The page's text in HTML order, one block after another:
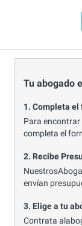
Tu abogado
1. Completa
Para encontrar
completa el
2. Recibe
envían
3. Elige a tu
Contrata